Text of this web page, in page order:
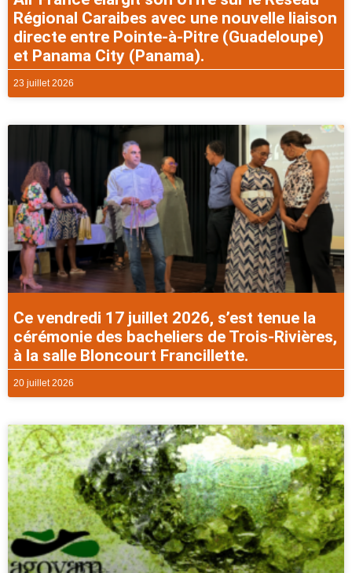
Régional Caraibes avec une nouvelle liaison
directe entre Pointe-à-Pitre (Guadeloupe)
et Panama City (Panama).
23 juillet 2026
Ce vendredi 17 juillet 2026, s’est tenue la
cérémonie des bacheliers de Trois-Rivières,
à la salle Bloncourt Francillette.
20 juillet 2026